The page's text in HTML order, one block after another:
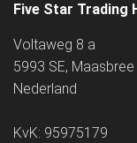
Five Star Trading
Voltaweg 8 a
5993 SE, Maasbree
Nederland
KvK: 95975179